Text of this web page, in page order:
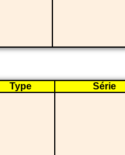
Type Série